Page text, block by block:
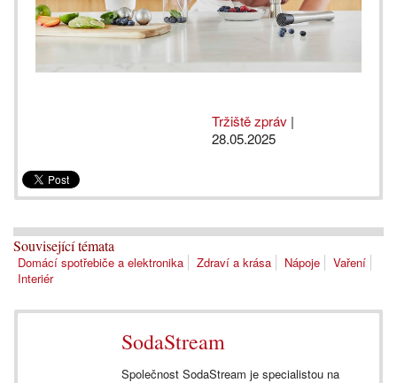
Tržiště zpráv |
28.05.2025
Související témata
Domácí spotřebiče a elektronika Zdraví a krása Nápoje
Vaření
Interiér
SodaStream
Společnost SodaStream je specialistou na